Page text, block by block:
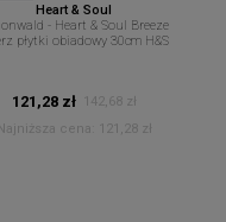
Heart & Soul
- Heart & Soul Breeze
płytki obiadowy 30cm H&S
121,28 zł
142,68 zł
cena:
121,28 zł